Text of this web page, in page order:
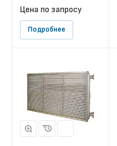
Цена по запросу
Подробнее